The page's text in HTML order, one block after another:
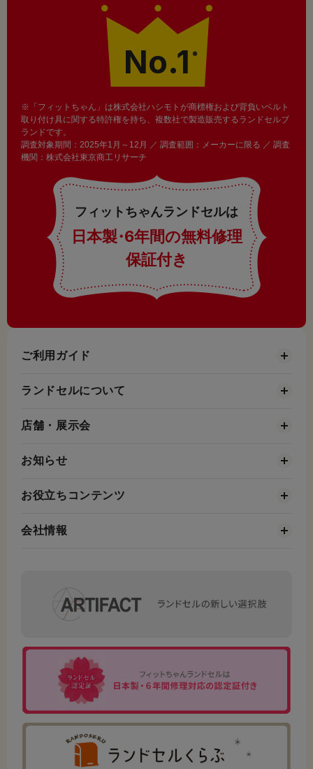
No.1 ※
※「フィットちゃん」は株式会社ハシモトが商標権および背負いベルト
取り付け具に関する特許権を持ち、複数社で製造販売するランドセルブ
ランドです。
調査対象期間：2025年1月～12月 ／ 調査範囲：メーカーに限る ／ 調査
機関：株式会社東京商工リサーチ
フィットちゃんランドセルは
日本製・6年間の無料修理
保証付き
ご利用ガイド
ランドセルについて
店舗・展示会
お知らせ
お役立ちコンテンツ
会社情報